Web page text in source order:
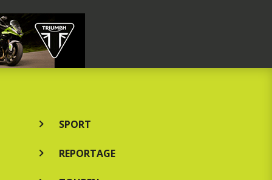
SPORT
REPORTAGE